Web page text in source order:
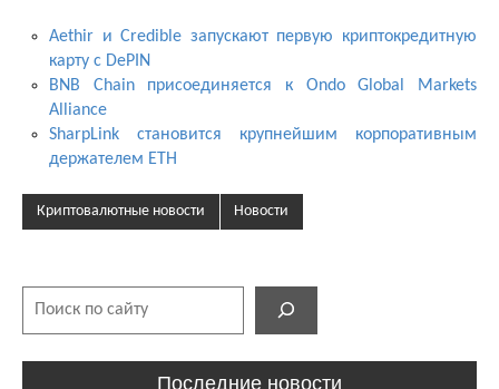
Aethir и Credible запускают первую криптокредитную
карту с DePIN
BNB Chain присоединяется к Ondo Global Markets
Alliance
SharpLink становится крупнейшим корпоративным
держателем ETH
Криптовалютные новости Новости
Последние новости